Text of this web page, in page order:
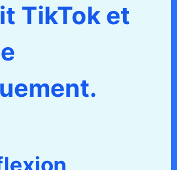
TikTok et